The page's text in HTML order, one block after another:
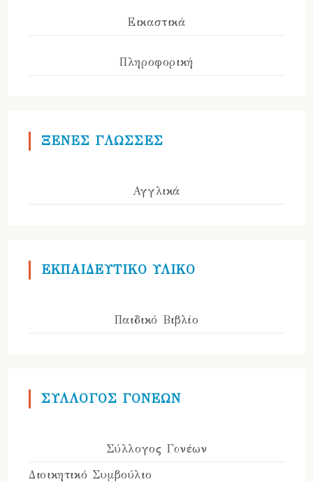
Εικαστικά
Πληροφορική
ΞΕΝΕΣ ΓΛΩΣΣΕΣ
Αγγλικά
ΕΚΠΑΙΔΕΥΤΙΚΟ ΥΛΙΚΟ
Παιδικό Βιβλίο
ΣΥΛΛΟΓΟΣ ΓΟΝΕΩΝ
Σύλλογος Γονέων
Διοικητικό Συμβούλιο